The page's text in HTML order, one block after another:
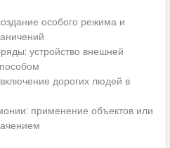
особого режима и
устройство внешней
дорогих людей в
применение объектов или